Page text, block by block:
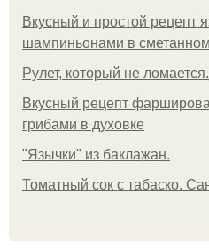
Вкусный и простой рецепт
шампиньонами в
Рулет, который не ломается.
Вкусный рецепт
грибами в духовке
"Язычки" из баклажан.
Томатный сок с табаско.